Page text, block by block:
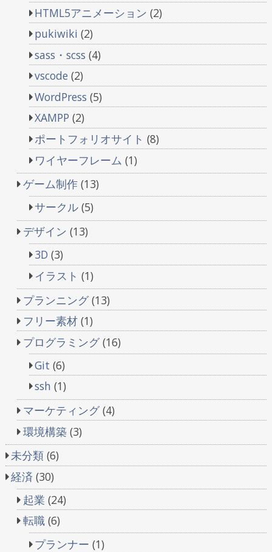
HTML5アニメーション (2)
pukiwiki (2)
sass・scss (4)
vscode (2)
WordPress (5)
XAMPP (2)
ポートフォリオサイト (8)
ワイヤーフレーム (1)
ゲーム制作(13)
サークル (5)
デザイン (13)
3D (3)
イラスト (1)
プランニング(13)
フリー素材(1)
プログラミング(16)
Git (6)
ssh (1)
マーケティング(4)
環境構築 (3)
未分類 (6)
経済 (30)
起業 (24)
転職(6)
プランナー (1)